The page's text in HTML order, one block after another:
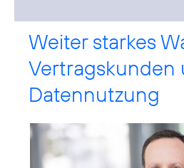
Weiter starkes
Vertragskunden
Datennutzung